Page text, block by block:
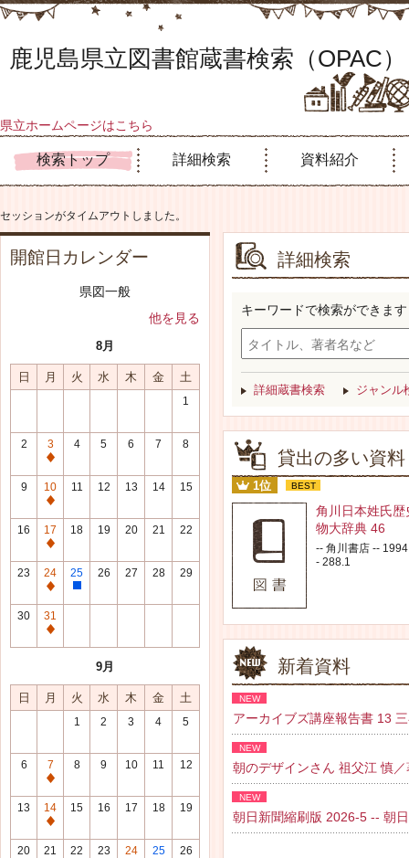
鹿児島県立図書館蔵書検索（OPAC）
県立ホームページはこちら
検索トップ 詳細検索 資料紹介
セッションがタイムアウトしました。
開館日カレンダー
県図一般
他を見る
8月
日 月 火 水 木 金 土
1
2
3
通
常
休
館
日
4 5 6 7 8
9
10
通
常
休
館
日
11 12 13 14 15
16
17
通
常
休
館
日
18 19 20 21 22
23
24
通
常
休
館
25
整
修
26 27 28 29
30
31
通
館
日
9月
日 月 火 水 木 金 土
1 2 3 4 5
6
7
通
常
休
館
8 9 10 11 12
13
14
通
常
15 16 17 18 19
20 21 22 23
24
25
26
詳細検索
キーワードで検索ができます
詳細蔵書検索 ジャンル
貸出の多い資料
1位 BEST
角川日本姓氏歴
物大辞典 46
-- 角川書店 --
- 288.1
新着資料
NEW
アーカイブズ講座報告書 13
NEW
朝のデザインさん 祖父江 慎
NEW
朝日新聞縮刷版 2026-5 -- 朝